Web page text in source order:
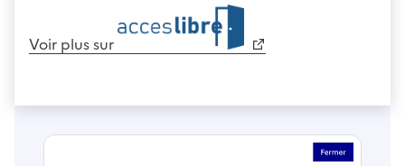
Voir plus sur